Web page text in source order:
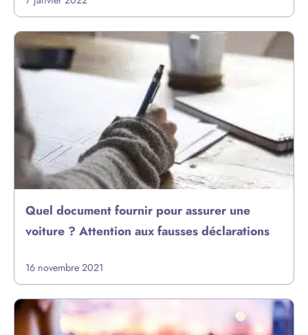
Quel document fournir pour assurer une
voiture ? Attention aux fausses déclarations
16 novembre 2021